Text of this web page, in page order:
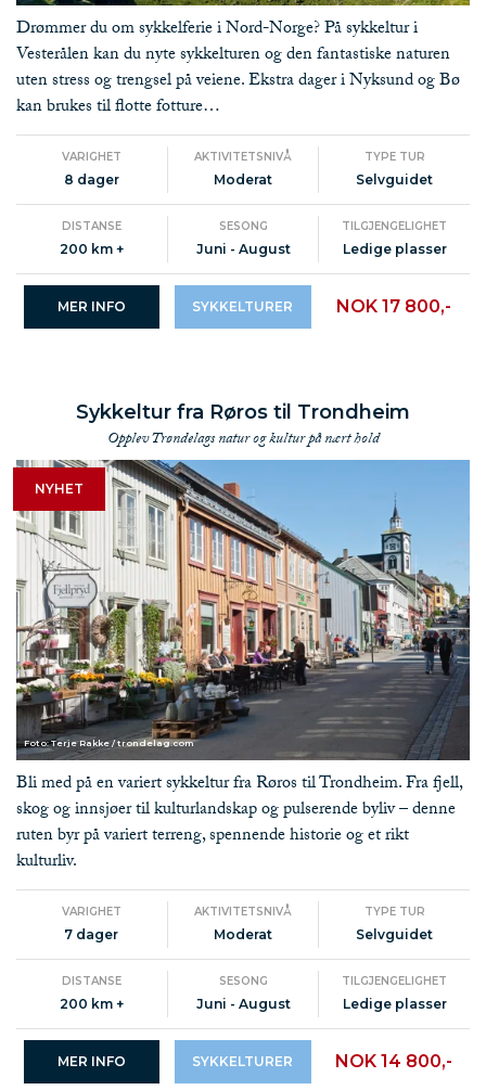
Drømmer du om sykkelferie i Nord-Norge? På sykkeltur i
Vesterålen kan du nyte sykkelturen og den fantastiske naturen
uten stress og trengsel på veiene. Ekstra dager i Nyksund og Bø
kan brukes til flotte fotture…
VARIGHET
8 dager
AKTIVITETSNIVÅ
Moderat
TYPE TUR
Selvguidet
DISTANSE
200 km +
SESONG
Juni - August
TILGJENGELIGHET
Ledige plasser
MER INFO SYKKELTURER NOK 17 800,-
Sykkeltur fra Røros til Trondheim
Opplev Trøndelags natur og kultur på nært hold
NYHET
Foto: Terje Rakke / trondelag.com
Bli med på en variert sykkeltur fra Røros til Trondheim. Fra fjell,
skog og innsjøer til kulturlandskap og pulserende byliv – denne
ruten byr på variert terreng, spennende historie og et rikt
kulturliv.
VARIGHET
7 dager
AKTIVITETSNIVÅ
Moderat
TYPE TUR
Selvguidet
DISTANSE
200 km +
SESONG
Juni - August
TILGJENGELIGHET
Ledige plasser
MER INFO SYKKELTURER NOK 14 800,-